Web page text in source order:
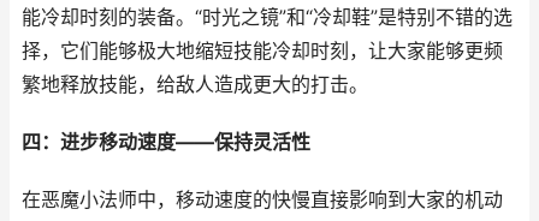
能冷却时刻的装备。“时光之镜”和“冷却鞋”是特别不错的选
择，它们能够极大地缩短技能冷却时刻，让大家能够更频
繁地释放技能，给敌人造成更大的打击。
四：进步移动速度——保持灵活性
在恶魔小法师中，移动速度的快慢直接影响到大家的机动